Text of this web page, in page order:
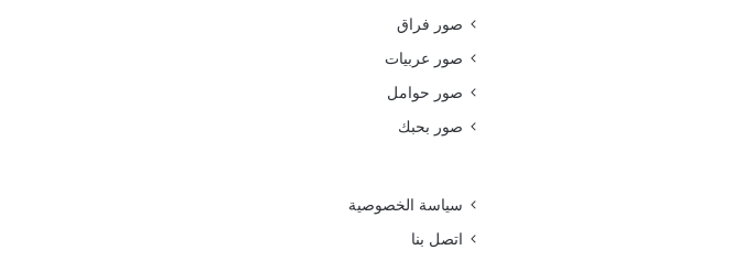
صور فراق
صور عربيات
صور حوامل
صور بحبك
سياسة الخصوصية
اتصل بنا